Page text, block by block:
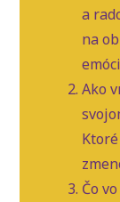
a
na
Ako
Čo